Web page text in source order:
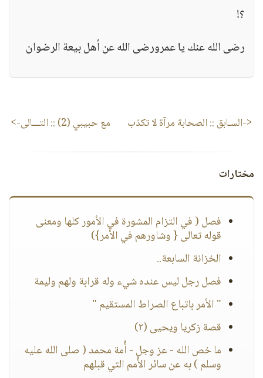
؟!
رضى الله عنك يا عمرورضى الله عن أهل بيعة الرضوان
<-السـابق ::الصحابة مرآة لا تكذب مع حبيبي (2) :: التـــالى->
مختارات
فصل ( في التزام المشورة في الأمور كلها ومعنى
قوله تعالى { وشاورهم في الأمر})
الخزانة السابعة..
فصل رجل ليس عنده شيء وله قرابة ولهم وليمة
" الأمر باتباع الصراط المستقيم "
قصة زكريا ويحيى (٢)
ما خص الله - عز وجل - أُمة محمد ( صلى الله عليه
وسلم ) به عن سائر الأُمم التي قبلهم